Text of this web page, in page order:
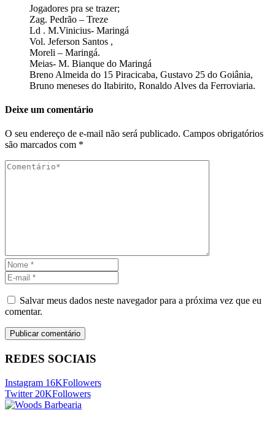
Jogadores pra se trazer;
Zag. Pedrão – Treze
Ld . M.Vinicius- Maringá
Vol. Jeferson Santos ,
Moreli – Maringá.
Meias- M. Bianque do Maringá
Breno Almeida do 15 Piracicaba, Gustavo 25 do Goiânia,
Bruno meneses do Itabirito, Ronaldo Alves da Ferroviaria.
Deixe um comentário
O seu endereço de e-mail não será publicado. Campos obrigatórios
são marcados com *
Salvar meus dados neste navegador para a próxima vez que eu
comentar.
REDES SOCIAIS
Instagram 16KFollowers
Twitter 20KFollowers